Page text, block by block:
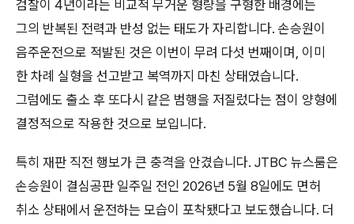
검찰이 4년이라는 비교적 무거운 형량을 구형한 배경에는
그의 반복된 전력과 반성 없는 태도가 자리합니다. 손승원이
음주운전으로 적발된 것은 이번이 무려 다섯 번째이며, 이미
한 차례 실형을 선고받고 복역까지 마친 상태였습니다.
그럼에도 출소 후 또다시 같은 범행을 저질렀다는 점이 양형에
결정적으로 작용한 것으로 보입니다.
특히 재판 직전 행보가 큰 충격을 안겼습니다. JTBC 뉴스룸은
손승원이 결심공판 일주일 전인 2026년 5월 8일에도 면허
취소 상태에서 운전하는 모습이 포착됐다고 보도했습니다. 더